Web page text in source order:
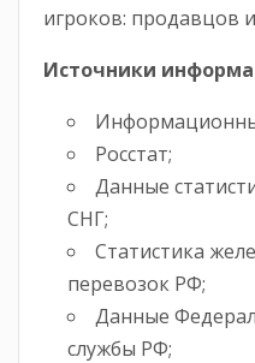
игроков: продавцов
Источники
Росстат;
Данные
СНГ;
Статистика
перевозок РФ;
Данные
службы РФ;